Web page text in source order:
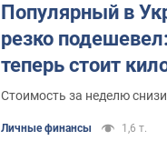
Популярный в
резко
теперь стоит
Стоимость за неделю
Личные финансы 1,6 т.